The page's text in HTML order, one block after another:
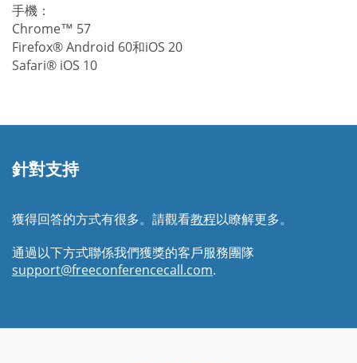
手機：
Chrome™ 57
Firefox® Android 60和iOS 20
Safari® iOS 10
針對支持
獲得回答的方式有很多。請觀看教程以瞭解更多。
通過以下方式聯係我們獲獎的客戶服務團隊
support@freeconferencecall.com.